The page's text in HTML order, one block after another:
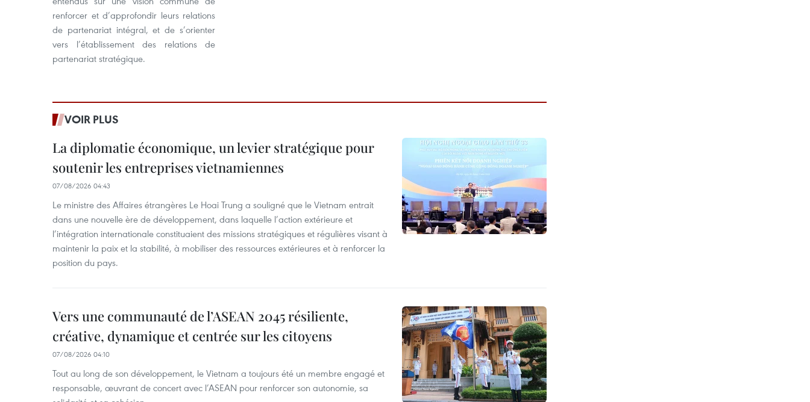
renforcer et d’approfondir leurs relations
de partenariat intégral, et de s’orienter
vers l’établissement des relations de
partenariat stratégique.
VOIR PLUS
La diplomatie économique, un levier stratégique pour
soutenir les entreprises vietnamiennes
07/08/2026 04:43
Le ministre des Affaires étrangères Le Hoai Trung a souligné que le Vietnam entrait
dans une nouvelle ère de développement, dans laquelle l’action extérieure et
l’intégration internationale constituaient des missions stratégiques et régulières visant à
maintenir la paix et la stabilité, à mobiliser des ressources extérieures et à renforcer la
position du pays.
Vers une communauté de l’ASEAN 2045 résiliente,
créative, dynamique et centrée sur les citoyens
07/08/2026 04:10
Tout au long de son développement, le Vietnam a toujours été un membre engagé et
responsable, œuvrant de concert avec l’ASEAN pour renforcer son autonomie, sa